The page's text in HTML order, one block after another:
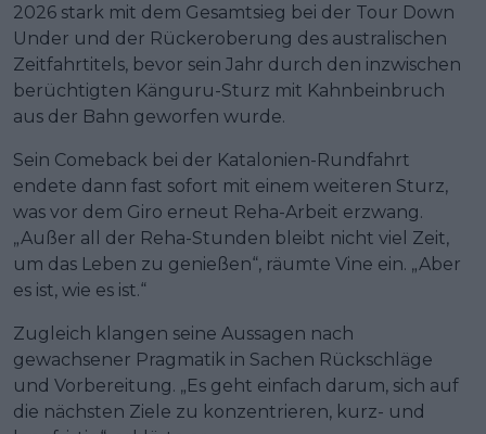
2026 stark mit dem Gesamtsieg bei der Tour Down
Under und der Rückeroberung des australischen
Zeitfahrtitels, bevor sein Jahr durch den inzwischen
berüchtigten Känguru-Sturz mit Kahnbeinbruch
aus der Bahn geworfen wurde.
Sein Comeback bei der Katalonien-Rundfahrt
endete dann fast sofort mit einem weiteren Sturz,
was vor dem Giro erneut Reha-Arbeit erzwang.
„Außer all der Reha-Stunden bleibt nicht viel Zeit,
um das Leben zu genießen“, räumte Vine ein. „Aber
es ist, wie es ist.“
Zugleich klangen seine Aussagen nach
gewachsener Pragmatik in Sachen Rückschläge
und Vorbereitung. „Es geht einfach darum, sich auf
die nächsten Ziele zu konzentrieren, kurz- und